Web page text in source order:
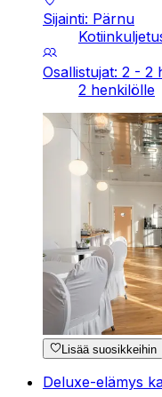
Sijainti: Pärnu
Osallistujat: 2 - 2
2 henkilölle
Lisää suosikkeihin
Deluxe-elämys